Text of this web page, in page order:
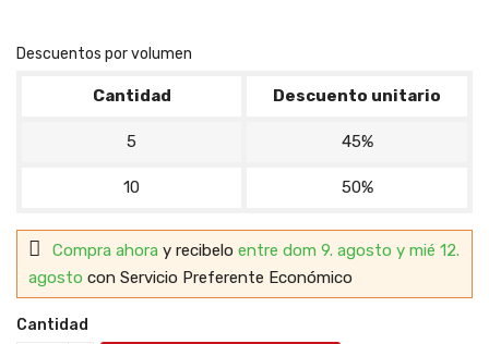
Descuentos por volumen
Cantidad Descuento unitario
5 45%
10 50%
Compra ahora y recibelo entre dom 9. agosto y mié 12.
agosto con Servicio Preferente Económico
Cantidad